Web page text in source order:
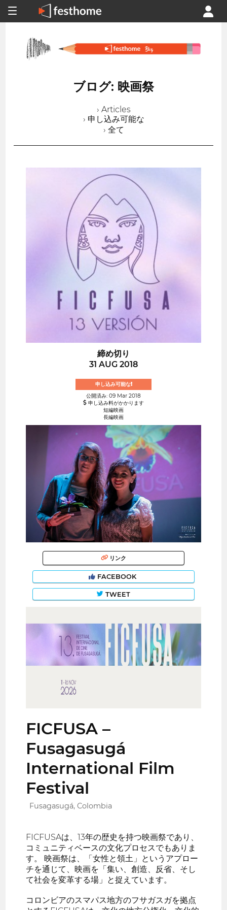
ブログ: 映画祭
› Articles
› 申し込み可能な
› 全て
締め切り
31 AUG 2018
申し込み可能な!
公開済み: 09 Mar 2018
申し込み料がかかります
短編映画
長編映画
リンク
FACEBOOK
TWEET
FICFUSA –
Fusagasugá
International Film
Festival
Fusagasugá, Colombia
FICFUSAは、13年の歴史を持つ映画祭であり、
コミュニティベースの文化プロセスでもありま
す。 映画祭は、「女性と領土」というアプロー
チを通じて、映画を「集い、創造、反省、そし
て社会を変革する場」と捉えています。
コロンビアのスマパス地方のフサガスガを拠点